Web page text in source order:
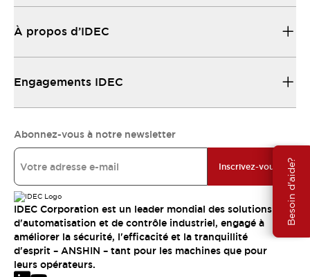
Besoin d'aide?
À propos d’IDEC
Engagements IDEC
Abonnez-vous à notre newsletter
Inscrivez-vous
IDEC Corporation est un leader mondial des solutions
d'automatisation et de contrôle industriel, engagé à
améliorer la sécurité, l'efficacité et la tranquillité
d'esprit – ANSHIN – tant pour les machines que pour
leurs opérateurs.